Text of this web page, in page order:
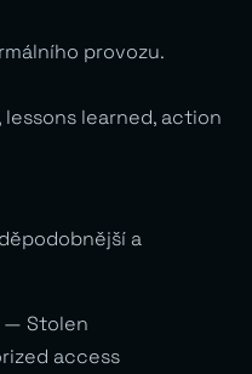
provozu.
learned, action
a
— Stolen
access